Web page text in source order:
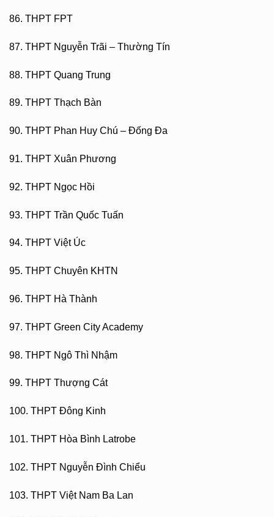
86. THPT FPT
87. THPT Nguyễn Trãi – Thường Tín
88. THPT Quang Trung
89. THPT Thạch Bàn
90. THPT Phan Huy Chú – Đống Đa
91. THPT Xuân Phương
92. THPT Ngọc Hồi
93. THPT Trần Quốc Tuấn
94. THPT Việt Úc
95. THPT Chuyên KHTN
96. THPT Hà Thành
97. THPT Green City Academy
98. THPT Ngô Thì Nhậm
99. THPT Thượng Cát
100. THPT Đông Kinh
101. THPT Hòa Bình Latrobe
102. THPT Nguyễn Đình Chiểu
103. THPT Việt Nam Ba Lan